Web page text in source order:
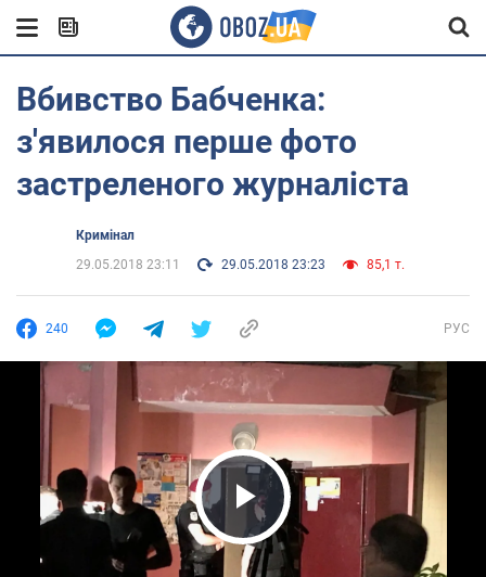
Вбивство Бабченка:
з'явилося перше фото
застреленого журналіста
Кримінал
29.05.2018 23:11
29.05.2018 23:23 85,1 т.
240 РУС
Play Video